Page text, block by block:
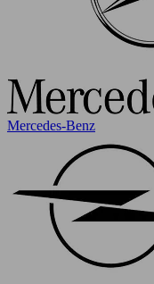
Mercedes-Benz